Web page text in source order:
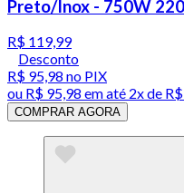
Preto/Inox - 750W
R$ 119,99
Desconto
R$ 95,98 no PIX
ou R$ 95,98 em até 2x de
COMPRAR AGORA